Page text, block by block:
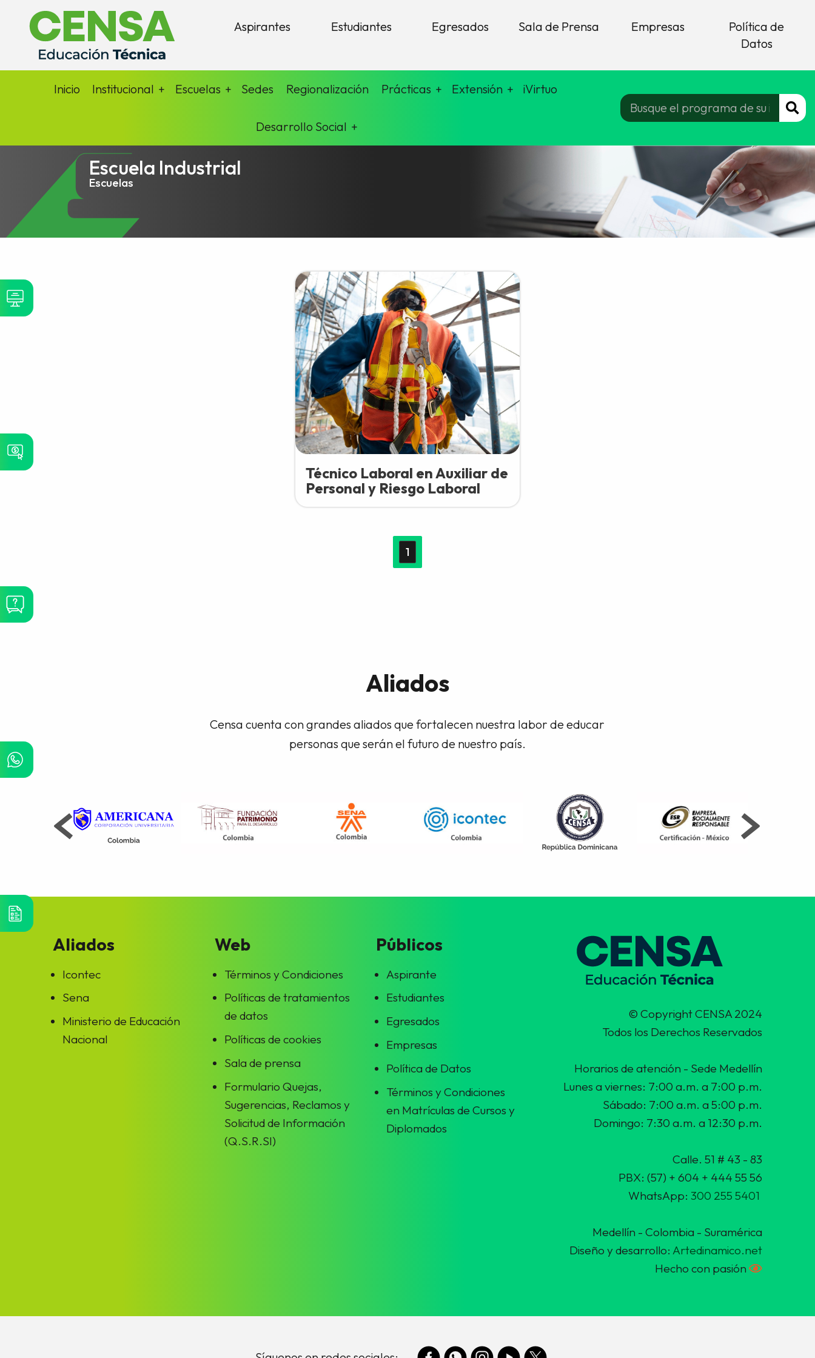
Aspirantes Estudiantes Egresados Sala de Prensa Empresas
Política de
Datos
Inicio Institucional Escuelas Sedes Regionalización Prácticas Extensión iVirtuo
Desarrollo Social
Escuela Industrial
Escuelas
Técnico Laboral en Auxiliar de
Personal y Riesgo Laboral
1
Aliados
Censa cuenta con grandes aliados que fortalecen nuestra labor de educar
personas que serán el futuro de nuestro país.
Aliados
Icontec
Sena
Ministerio de Educación
Nacional
Web
Términos y Condiciones
Políticas de tratamientos
de datos
Políticas de cookies
Sala de prensa
Formulario Quejas,
Sugerencias, Reclamos y
Solicitud de Información
(Q.S.R.SI)
Públicos
Aspirante
Estudiantes
Egresados
Empresas
Política de Datos
Términos y Condiciones
en Matrículas de Cursos y
Diplomados
© Copyright CENSA 2024
Todos los Derechos Reservados
Horarios de atención - Sede Medellín
Lunes a viernes: 7:00 a.m. a 7:00 p.m.
Sábado: 7:00 a.m. a 5:00 p.m.
Domingo: 7:30 a.m. a 12:30 p.m.
Calle. 51 # 43 - 83
PBX: (57) + 604 + 444 55 56
WhatsApp: 300 255 5401
Medellín - Colombia - Suramérica
Diseño y desarrollo: Artedinamico.net
Hecho con pasión